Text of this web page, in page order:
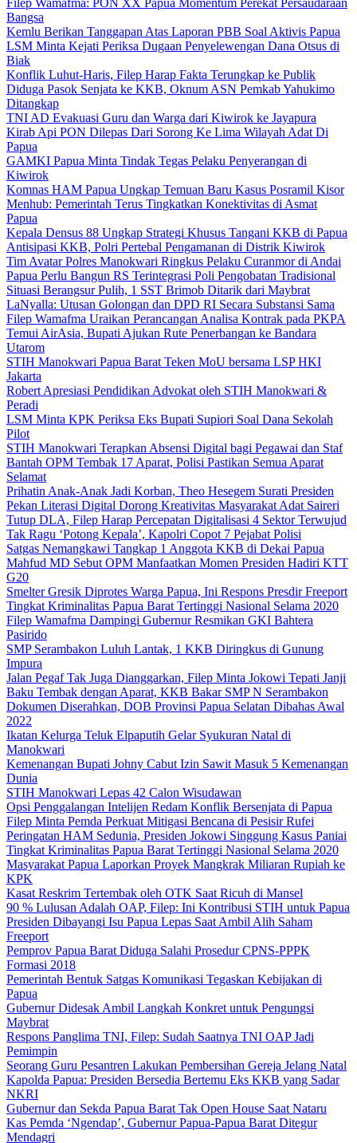
Filep Wamafma: PON XX Papua Momentum Perekat Persaudaraan
Bangsa
Kemlu Berikan Tanggapan Atas Laporan PBB Soal Aktivis Papua
LSM Minta Kejati Periksa Dugaan Penyelewengan Dana Otsus di
Biak
Konflik Luhut-Haris, Filep Harap Fakta Terungkap ke Publik
Diduga Pasok Senjata ke KKB, Oknum ASN Pemkab Yahukimo
Ditangkap
TNI AD Evakuasi Guru dan Warga dari Kiwirok ke Jayapura
Kirab Api PON Dilepas Dari Sorong Ke Lima Wilayah Adat Di
Papua
GAMKI Papua Minta Tindak Tegas Pelaku Penyerangan di
Kiwirok
Komnas HAM Papua Ungkap Temuan Baru Kasus Posramil Kisor
Menhub: Pemerintah Terus Tingkatkan Konektivitas di Asmat
Papua
Kepala Densus 88 Ungkap Strategi Khusus Tangani KKB di Papua
Antisipasi KKB, Polri Pertebal Pengamanan di Distrik Kiwirok
Tim Avatar Polres Manokwari Ringkus Pelaku Curanmor di Andai
Papua Perlu Bangun RS Terintegrasi Poli Pengobatan Tradisional
Situasi Berangsur Pulih, 1 SST Brimob Ditarik dari Maybrat
LaNyalla: Utusan Golongan dan DPD RI Secara Substansi Sama
Filep Wamafma Uraikan Perancangan Analisa Kontrak pada PKPA
Temui AirAsia, Bupati Ajukan Rute Penerbangan ke Bandara
Utarom
STIH Manokwari Papua Barat Teken MoU bersama LSP HKI
Jakarta
Robert Apresiasi Pendidikan Advokat oleh STIH Manokwari &
Peradi
LSM Minta KPK Periksa Eks Bupati Supiori Soal Dana Sekolah
Pilot
STIH Manokwari Terapkan Absensi Digital bagi Pegawai dan Staf
Bantah OPM Tembak 17 Aparat, Polisi Pastikan Semua Aparat
Selamat
Prihatin Anak-Anak Jadi Korban, Theo Hesegem Surati Presiden
Pekan Literasi Digital Dorong Kreativitas Masyarakat Adat Saireri
Tutup DLA, Filep Harap Percepatan Digitalisasi 4 Sektor Terwujud
Tak Ragu ‘Potong Kepala’, Kapolri Copot 7 Pejabat Polisi
Satgas Nemangkawi Tangkap 1 Anggota KKB di Dekai Papua
Mahfud MD Sebut OPM Manfaatkan Momen Presiden Hadiri KTT
G20
Smelter Gresik Diprotes Warga Papua, Ini Respons Presdir Freeport
Tingkat Kriminalitas Papua Barat Tertinggi Nasional Selama 2020
Filep Wamafma Dampingi Gubernur Resmikan GKI Bahtera
Pasirido
SMP Serambakon Luluh Lantak, 1 KKB Diringkus di Gunung
Impura
Jalan Pegaf Tak Juga Dianggarkan, Filep Minta Jokowi Tepati Janji
Baku Tembak dengan Aparat, KKB Bakar SMP N Serambakon
Dokumen Diserahkan, DOB Provinsi Papua Selatan Dibahas Awal
2022
Ikatan Kelurga Teluk Elpaputih Gelar Syukuran Natal di
Manokwari
Kemenangan Bupati Johny Cabut Izin Sawit Masuk 5 Kemenangan
Dunia
STIH Manokwari Lepas 42 Calon Wisudawan
Opsi Penggalangan Intelijen Redam Konflik Bersenjata di Papua
Filep Minta Pemda Perkuat Mitigasi Bencana di Pesisir Rufei
Peringatan HAM Sedunia, Presiden Jokowi Singgung Kasus Paniai
Tingkat Kriminalitas Papua Barat Tertinggi Nasional Selama 2020
Masyarakat Papua Laporkan Proyek Mangkrak Miliaran Rupiah ke
KPK
Kasat Reskrim Tertembak oleh OTK Saat Ricuh di Mansel
90 % Lulusan Adalah OAP, Filep: Ini Kontribusi STIH untuk Papua
Presiden Dibayangi Isu Papua Lepas Saat Ambil Alih Saham
Freeport
Pemprov Papua Barat Diduga Salahi Prosedur CPNS-PPPK
Formasi 2018
Pemerintah Bentuk Satgas Komunikasi Tegaskan Kebijakan di
Papua
Gubernur Didesak Ambil Langkah Konkret untuk Pengungsi
Maybrat
Respons Panglima TNI, Filep: Sudah Saatnya TNI OAP Jadi
Pemimpin
Seorang Guru Pesantren Lakukan Pembersihan Gereja Jelang Natal
Kapolda Papua: Presiden Bersedia Bertemu Eks KKB yang Sadar
NKRI
Gubernur dan Sekda Papua Barat Tak Open House Saat Nataru
Kas Pemda ‘Ngendap’, Gubernur Papua-Papua Barat Ditegur
Mendagri